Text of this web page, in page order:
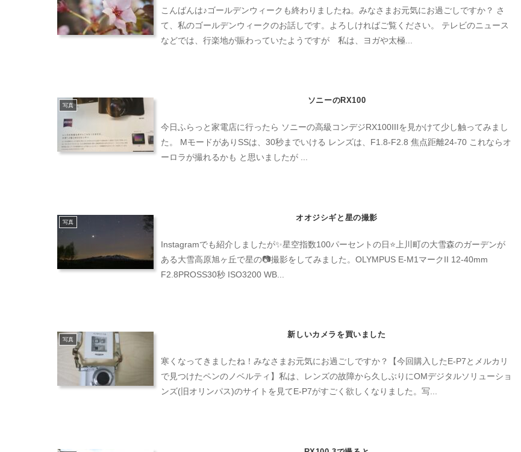
こんばんは♪ゴールデンウィークも終わりましたね。みなさまお元気にお過ごしですか？ さ
て、私のゴールデンウィークのお話しです。よろしければご覧ください。 テレビのニュース
などでは、行楽地が賑わっていたようですが 私は、ヨガや太極...
写真
ソニーのRX100
今日ふらっと家電店に行ったら ソニーの高級コンデジRX100IIIを見かけて少し触ってみまし
た。 MモードがありSSは、30秒までいける レンズは、F1.8-F2.8 焦点距離24-70 これならオ
ーロラが撮れるかも と思いましたが ...
写真
オオジシギと星の撮影
Instagramでも紹介しましたが✨星空指数100パーセントの日⭐️上川町の大雪森のガーデンが
ある大雪高原旭ヶ丘で星の📷撮影をしてみました。OLYMPUS E-M1マークII 12-40mm
F2.8PROSS30秒 ISO3200 WB...
写真
新しいカメラを買いました
寒くなってきましたね！みなさまお元気にお過ごしですか？【今回購入したE-P7とメルカリ
で見つけたペンのノベルティ】私は、レンズの故障から久しぶりにOMデジタルソリューショ
ンズ(旧オリンパス)のサイトを見てE-P7がすごく欲しくなりました。写...